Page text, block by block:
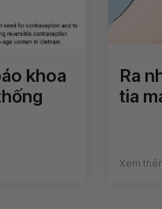
khoa
Ra
tia
Xem